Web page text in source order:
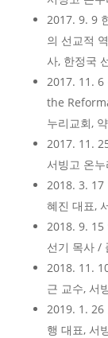
2017. 9. 9
의 선교적
사, 한정국
2017. 11. 6
the
누리교회,
2017. 11.
서빙고 온
2018. 3. 17
혜진 대표,
2018. 9. 15
선기 목사 /
2018. 11.
근 교수, 서
2019. 1. 26
행 대표, 서